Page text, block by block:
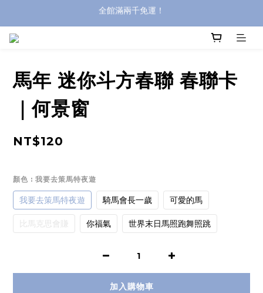
全館滿兩千免運！
登入購買，立即接收出貨通知
馬年 迷你斗方春聯 春聯卡
｜何景窗
NT$120
顏色 : 我要去策馬特夜遊
我要去策馬特夜遊 騎馬會長一歲 可愛的馬
比馬克思會賺 你福氣 世界末日馬照跑舞照跳
加入購物車